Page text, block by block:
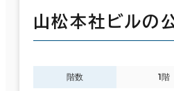
山松本社ビルの
階数 1階